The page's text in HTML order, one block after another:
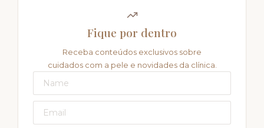
Fique por dentro
Receba conteúdos exclusivos sobre
cuidados com a pele e novidades da clínica.